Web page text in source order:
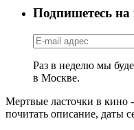
Подпишетесь
Раз в неделю мы
в Москве.
Мертвые ласточки в кино
почитать описание, даты